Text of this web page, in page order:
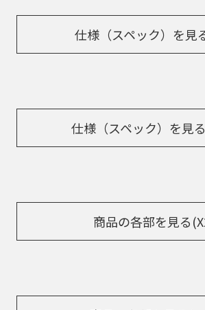
仕様（スペック）を見
仕様（スペック）を見
商品の各部を見る